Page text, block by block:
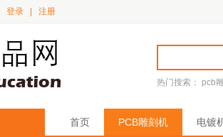
登录 注册
热门搜索： pcb
首页 PCB雕刻机 电镀